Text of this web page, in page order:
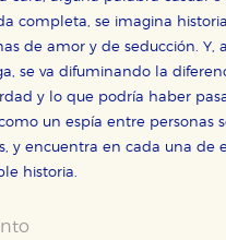
completa, se imagina
de amor y de seducción. Y,
se va difuminando la
y lo que podría haber
un espía entre personas
y encuentra en cada una de
historia.